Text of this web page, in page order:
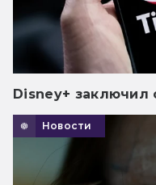
Disney+ заключил
Новости